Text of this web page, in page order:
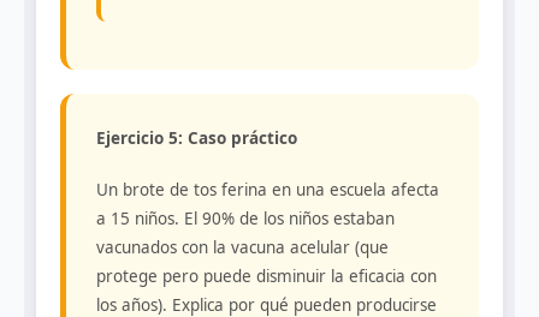
Ejercicio 5: Caso práctico
Un brote de tos ferina en una escuela afecta
a 15 niños. El 90% de los niños estaban
vacunados con la vacuna acelular (que
protege pero puede disminuir la eficacia con
los años). Explica por qué pueden producirse